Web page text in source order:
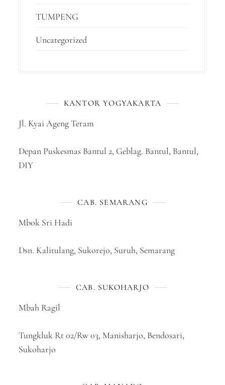
TUMPENG
Uncategorized
KANTOR YOGYAKARTA
Jl. Kyai Ageng Teram
Depan Puskesmas Bantul 2, Geblag. Bantul, Bantul,
DIY
CAB. SEMARANG
Mbok Sri Hadi
Dsn. Kalitulang, Sukorejo, Suruh, Semarang
CAB. SUKOHARJO
Mbah Ragil
Tungkluk Rt 02/Rw 03, Manisharjo, Bendosari,
Sukoharjo